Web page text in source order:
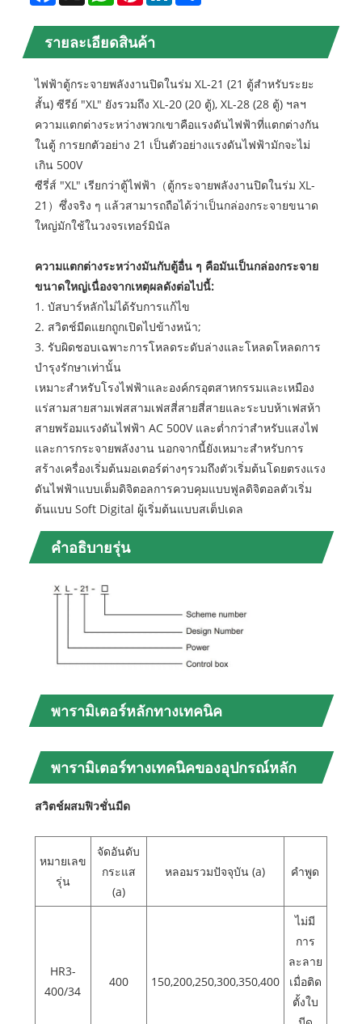
รายละเอียดสินค้า
ไฟฟ้าตู้กระจายพลังงานปิดในร่ม XL-21 (21 ตู้สำหรับระยะ
สั้น) ซีรีย์ "XL" ยังรวมถึง XL-20 (20 ตู้), XL-28 (28 ตู้) ฯลฯ
ความแตกต่างระหว่างพวกเขาคือแรงดันไฟฟ้าที่แตกต่างกัน
ในตู้ การยกตัวอย่าง 21 เป็นตัวอย่างแรงดันไฟฟ้ามักจะไม่
เกิน 500V
ซีรี่ส์ "XL" เรียกว่าตู้ไฟฟ้า （ตู้กระจายพลังงานปิดในร่ม XL-
21 ） ซึ่งจริง ๆ แล้วสามารถถือได้ว่าเป็นกล่องกระจายขนาด
ใหญ่มักใช้ในวงจรเทอร์มินัล
ความแตกต่างระหว่างมันกับตู้อื่น ๆ คือมันเป็นกล่องกระจาย
ขนาดใหญ่เนื่องจากเหตุผลดังต่อไปนี้:
1. บัสบาร์หลักไม่ได้รับการแก้ไข
2. สวิตช์มีดแยกถูกเปิดไปข้างหน้า;
3. รับผิดชอบเฉพาะการโหลดระดับล่างและโหลดโหลดการ
บำรุงรักษาเท่านั้น
เหมาะสำหรับโรงไฟฟ้าและองค์กรอุตสาหกรรมและเหมือง
แร่สามสายสามเฟสสามเฟสสี่สายสี่สายและระบบห้าเฟสห้า
สายพร้อมแรงดันไฟฟ้า AC 500V และต่ำกว่าสำหรับแสงไฟ
และการกระจายพลังงาน นอกจากนี้ยังเหมาะสำหรับการ
สร้างเครื่องเริ่มต้นมอเตอร์ต่างๆรวมถึงตัวเริ่มต้นโดยตรงแรง
ดันไฟฟ้าแบบเต็มดิจิตอลการควบคุมแบบฟูลดิจิตอลตัวเริ่ม
ต้นแบบ Soft Digital ผู้เริ่มต้นแบบสเต็ปเดล
คำอธิบายรุ่น
พารามิเตอร์หลักทางเทคนิค
พารามิเตอร์ทางเทคนิคของอุปกรณ์หลัก
สวิตช์ผสมฟิวชั่นมีด
หมายเลข
รุ่น
จัดอันดับ
กระแส
(a)
หลอมรวมปัจจุบัน (a) คำพูด
HR3-
400/34
400 150,200,250,300,350,400
ไม่มี
การ
ละลาย
เมื่อติด
ตั้งใบ